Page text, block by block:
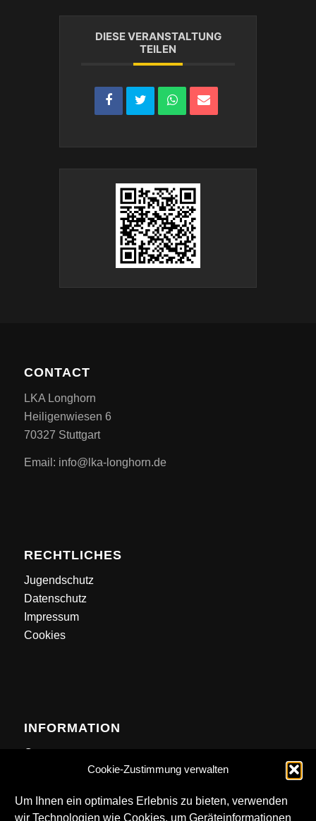
Cookie-Zustimmung verwalten
Um Ihnen ein optimales Erlebnis zu bieten, verwenden
wir Technologien wie Cookies, um Geräteinformationen
DIESE VERANSTALTUNG
TEILEN
CONTACT
LKA Longhorn
Heiligenwiesen 6
70327 Stuttgart
Email: info@lka-longhorn.de
RECHTLICHES
Jugendschutz
Datenschutz
Impressum
Cookies
INFORMATION
Contact